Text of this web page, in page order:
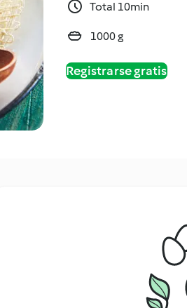
Total 10min
1000 g
Registrarse gratis